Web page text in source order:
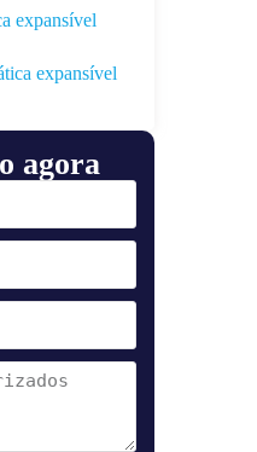
expansível
expansível
agora